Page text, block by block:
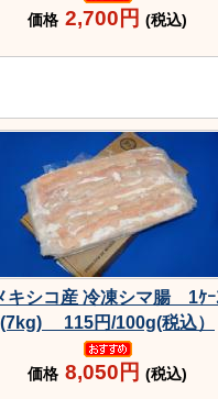
価格 2,700円 (税込)
キシコ産 冷凍シマ腸 1ｹｰ
(7kg) 115円/100g(税込）
価格 8,050円 (税込)